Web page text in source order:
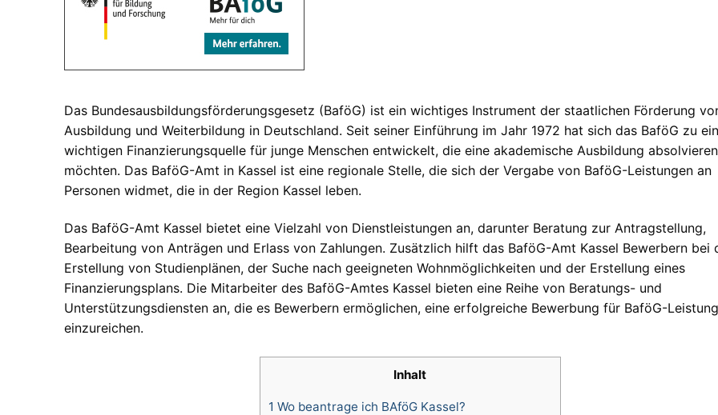
Das Bundesausbildungsförderungsgesetz (BaföG) ist ein wichtiges Instrument der staatlichen Förderung
Ausbildung und Weiterbildung in Deutschland. Seit seiner Einführung im Jahr 1972 hat sich das BaföG zu
wichtigen Finanzierungsquelle für junge Menschen entwickelt, die eine akademische Ausbildung absolvieren
möchten. Das BaföG-Amt in Kassel ist eine regionale Stelle, die sich der Vergabe von BaföG-Leistungen an
Personen widmet, die in der Region Kassel leben.
Das BaföG-Amt Kassel bietet eine Vielzahl von Dienstleistungen an, darunter Beratung zur Antragstellung,
Bearbeitung von Anträgen und Erlass von Zahlungen. Zusätzlich hilft das BaföG-Amt Kassel Bewerbern bei
Erstellung von Studienplänen, der Suche nach geeigneten Wohnmöglichkeiten und der Erstellung eines
Finanzierungsplans. Die Mitarbeiter des BaföG-Amtes Kassel bieten eine Reihe von Beratungs- und
Unterstützungsdiensten an, die es Bewerbern ermöglichen, eine erfolgreiche Bewerbung für BaföG-
einzureichen.
Inhalt
1 Wo beantrage ich BAföG Kassel?